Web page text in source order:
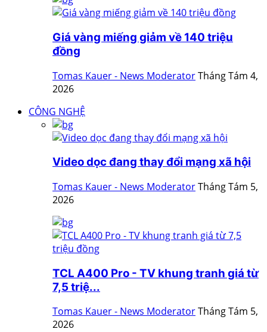
Giá vàng miếng giảm về 140 triệu
đồng
Tomas Kauer - News ModeratorTháng Tám 4,
2026
CÔNG NGHỆ
Video dọc đang thay đổi mạng xã hội
Tomas Kauer - News ModeratorTháng Tám 5,
2026
TCL A400 Pro - TV khung tranh giá từ
7,5 triệ...
Tomas Kauer - News ModeratorTháng Tám 5,
2026